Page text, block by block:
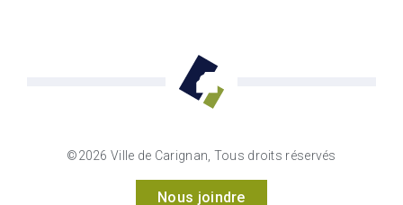
©2026 Ville de Carignan, Tous droits réservés
Nous joindre